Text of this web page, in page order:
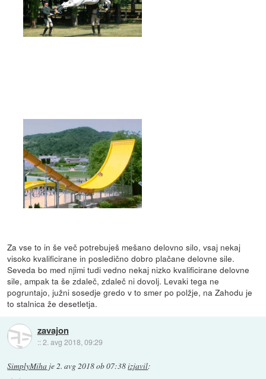
Za vse to in še več potrebuješ mešano delovno silo, vsaj nekaj
visoko kvalificirane in posledično dobro plačane delovne sile.
Seveda bo med njimi tudi vedno nekaj nizko kvalificirane delovne
sile, ampak ta še zdaleč, zdaleč ni dovolj. Levaki tega ne
pogruntajo, južni sosedje gredo v to smer po polžje, na Zahodu je
to stalnica že desetletja.
zavajon
::2. avg 2018, 09:29
SimplyMiha je2. avg 2018 ob 07:38izjavil: